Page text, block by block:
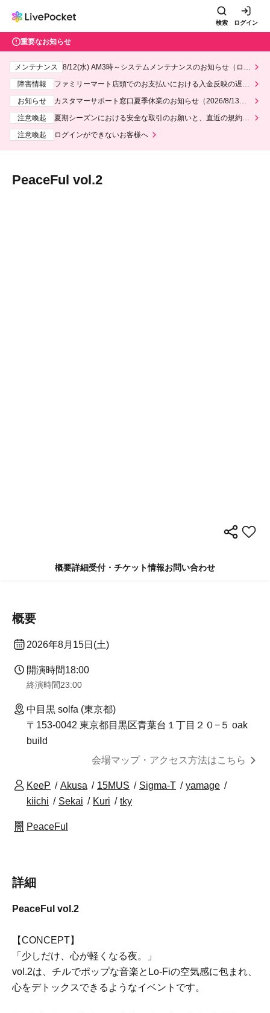
検索 ログイン
重要なお知らせ
メンテナンス
8/12(水) AM3時～システムメンテナンスのお知らせ（ロー
障害情報
ファミリーマート店頭でのお支払いにおける入金反映の遅延
お知らせ
カスタマーサポート窓口夏季休業のお知らせ（2026/8/13～2
注意喚起
夏期シーズンにおける安全な取引のお願いと、直近の規約違
注意喚起
ログインができないお客様へ
PeaceFul vol.2
概要詳細受付・チケット情報お問い合わせ
概要
2026年8月15日(土)
開演時間18:00
終演時間23:00
中目黒 solfa (東京都)
〒153-0042 東京都目黒区青葉台１丁目２０−５ oak
build
会場マップ・アクセス方法はこちら
KeeP Akusa 15MUS Sigma-T
yamage
kiichi
Sekai Kuri tky
PeaceFul
詳細
PeaceFul vol.2
【CONCEPT】
「少しだけ、心が軽くなる夜。」
vol.2は、チルでポップな音楽とLo-Fiの空気感に包まれ、
心をデトックスできるようなイベントです。